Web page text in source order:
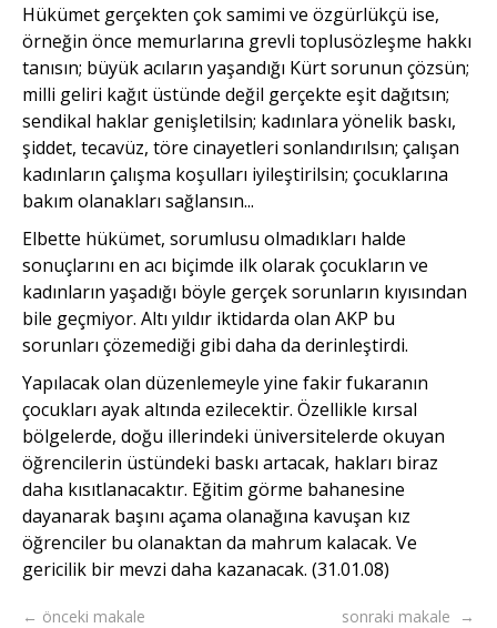
Hükümet gerçekten çok samimi ve özgürlükçü ise,
örneğin önce memurlarına grevli toplusözleşme hakkı
tanısın; büyük acıların yaşandığı Kürt sorunun çözsün;
milli geliri kağıt üstünde değil gerçekte eşit dağıtsın;
sendikal haklar genişletilsin; kadınlara yönelik baskı,
şiddet, tecavüz, töre cinayetleri sonlandırılsın; çalışan
kadınların çalışma koşulları iyileştirilsin; çocuklarına
bakım olanakları sağlansın...
Elbette hükümet, sorumlusu olmadıkları halde
sonuçlarını en acı biçimde ilk olarak çocukların ve
kadınların yaşadığı böyle gerçek sorunların kıyısından
bile geçmiyor. Altı yıldır iktidarda olan AKP bu
sorunları çözemediği gibi daha da derinleştirdi.
Yapılacak olan düzenlemeyle yine fakir fukaranın
çocukları ayak altında ezilecektir. Özellikle kırsal
bölgelerde, doğu illerindeki üniversitelerde okuyan
öğrencilerin üstündeki baskı artacak, hakları biraz
daha kısıtlanacaktır. Eğitim görme bahanesine
dayanarak başını açama olanağına kavuşan kız
öğrenciler bu olanaktan da mahrum kalacak. Ve
gericilik bir mevzi daha kazanacak. (31.01.08)
← önceki makale sonraki makale →